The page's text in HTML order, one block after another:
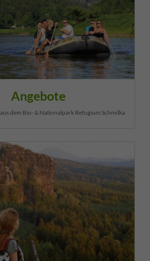
Angebote
dem Bio- & Nationalpark Refugium Schmilka